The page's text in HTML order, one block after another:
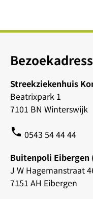
Streekziekenhuis
Beatrixpark 1
7101 BN Winterswijk
phone 0543 54 44 44
Buitenpoli Eibergen
J W Hagemanstraat
7151 AH Eibergen